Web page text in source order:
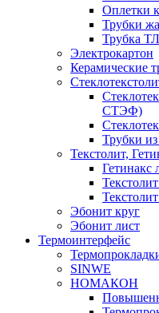
Оплетки
Трубки
Трубка
Электрокартон
Керамические
СТЭФ)
Трубки
Текстолит,
Гетинакс
Эбонит круг
Эбонит лист
Термоинтерфейс
SINWE
НОМАКОН